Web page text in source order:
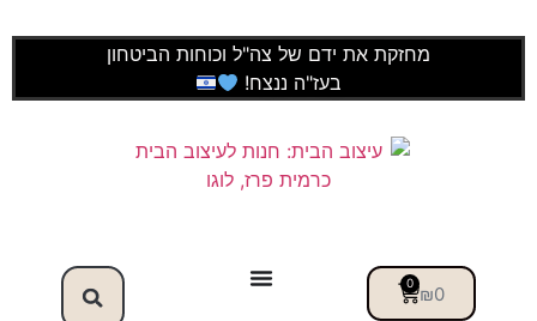
מחזקת את ידם של צה"ל וכוחות הביטחון
בעז"ה ננצח!
₪0
0